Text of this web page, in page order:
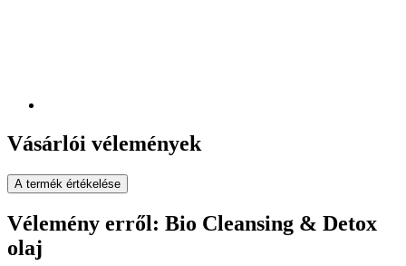
Vásárlói vélemények
A termék értékelése
Vélemény erről: Bio Cleansing & Detox
olaj